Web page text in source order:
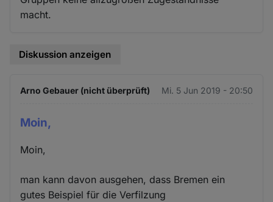
macht.
Diskussion anzeigen
Arno Gebauer (nicht überprüft) Mi. 5 Jun 2019 - 20:50
Moin,
Moin,
man kann davon ausgehen, dass Bremen ein
gutes Beispiel für die Verfilzung